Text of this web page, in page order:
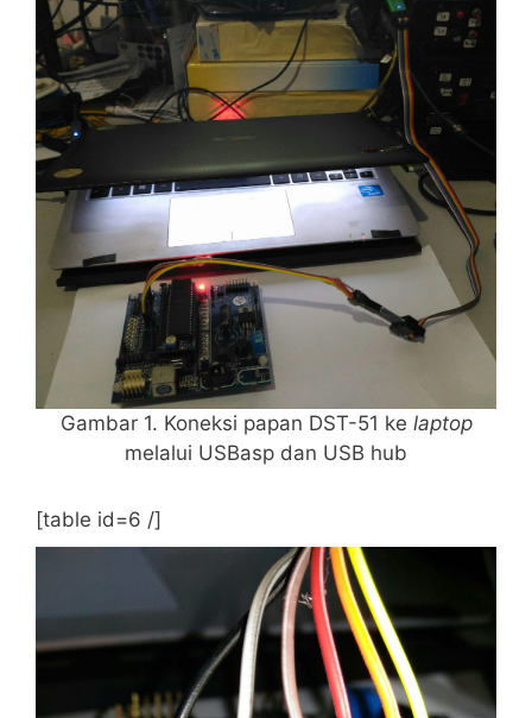
Gambar 1. Koneksi papan DST-51 ke laptop
melalui USBasp dan USB hub
[table id=6 /]